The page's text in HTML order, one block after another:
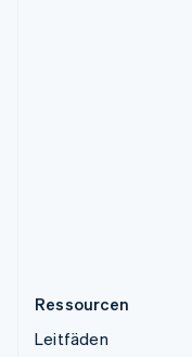
Ressourcen
Leitfäden